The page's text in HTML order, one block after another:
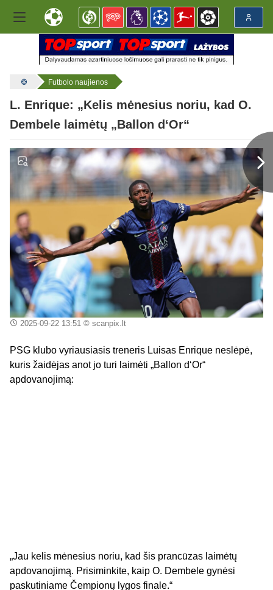
Futbolo naujienos
L. Enrique: „Kelis mėnesius noriu, kad O.
Dembele laimėtų „Ballon d‘Or“
2025-09-22 13:51 © scanpix.lt
PSG klubo vyriausiasis treneris Luisas Enrique neslėpė,
kuris žaidėjas anot jo turi laimėti „Ballon d‘Or“
apdovanojimą:
„Jau kelis mėnesius noriu, kad šis prancūzas laimėtų
apdovanojimą. Prisiminkite, kaip O. Dembele gynėsi
paskutiniame Čempionų lygos finale.“